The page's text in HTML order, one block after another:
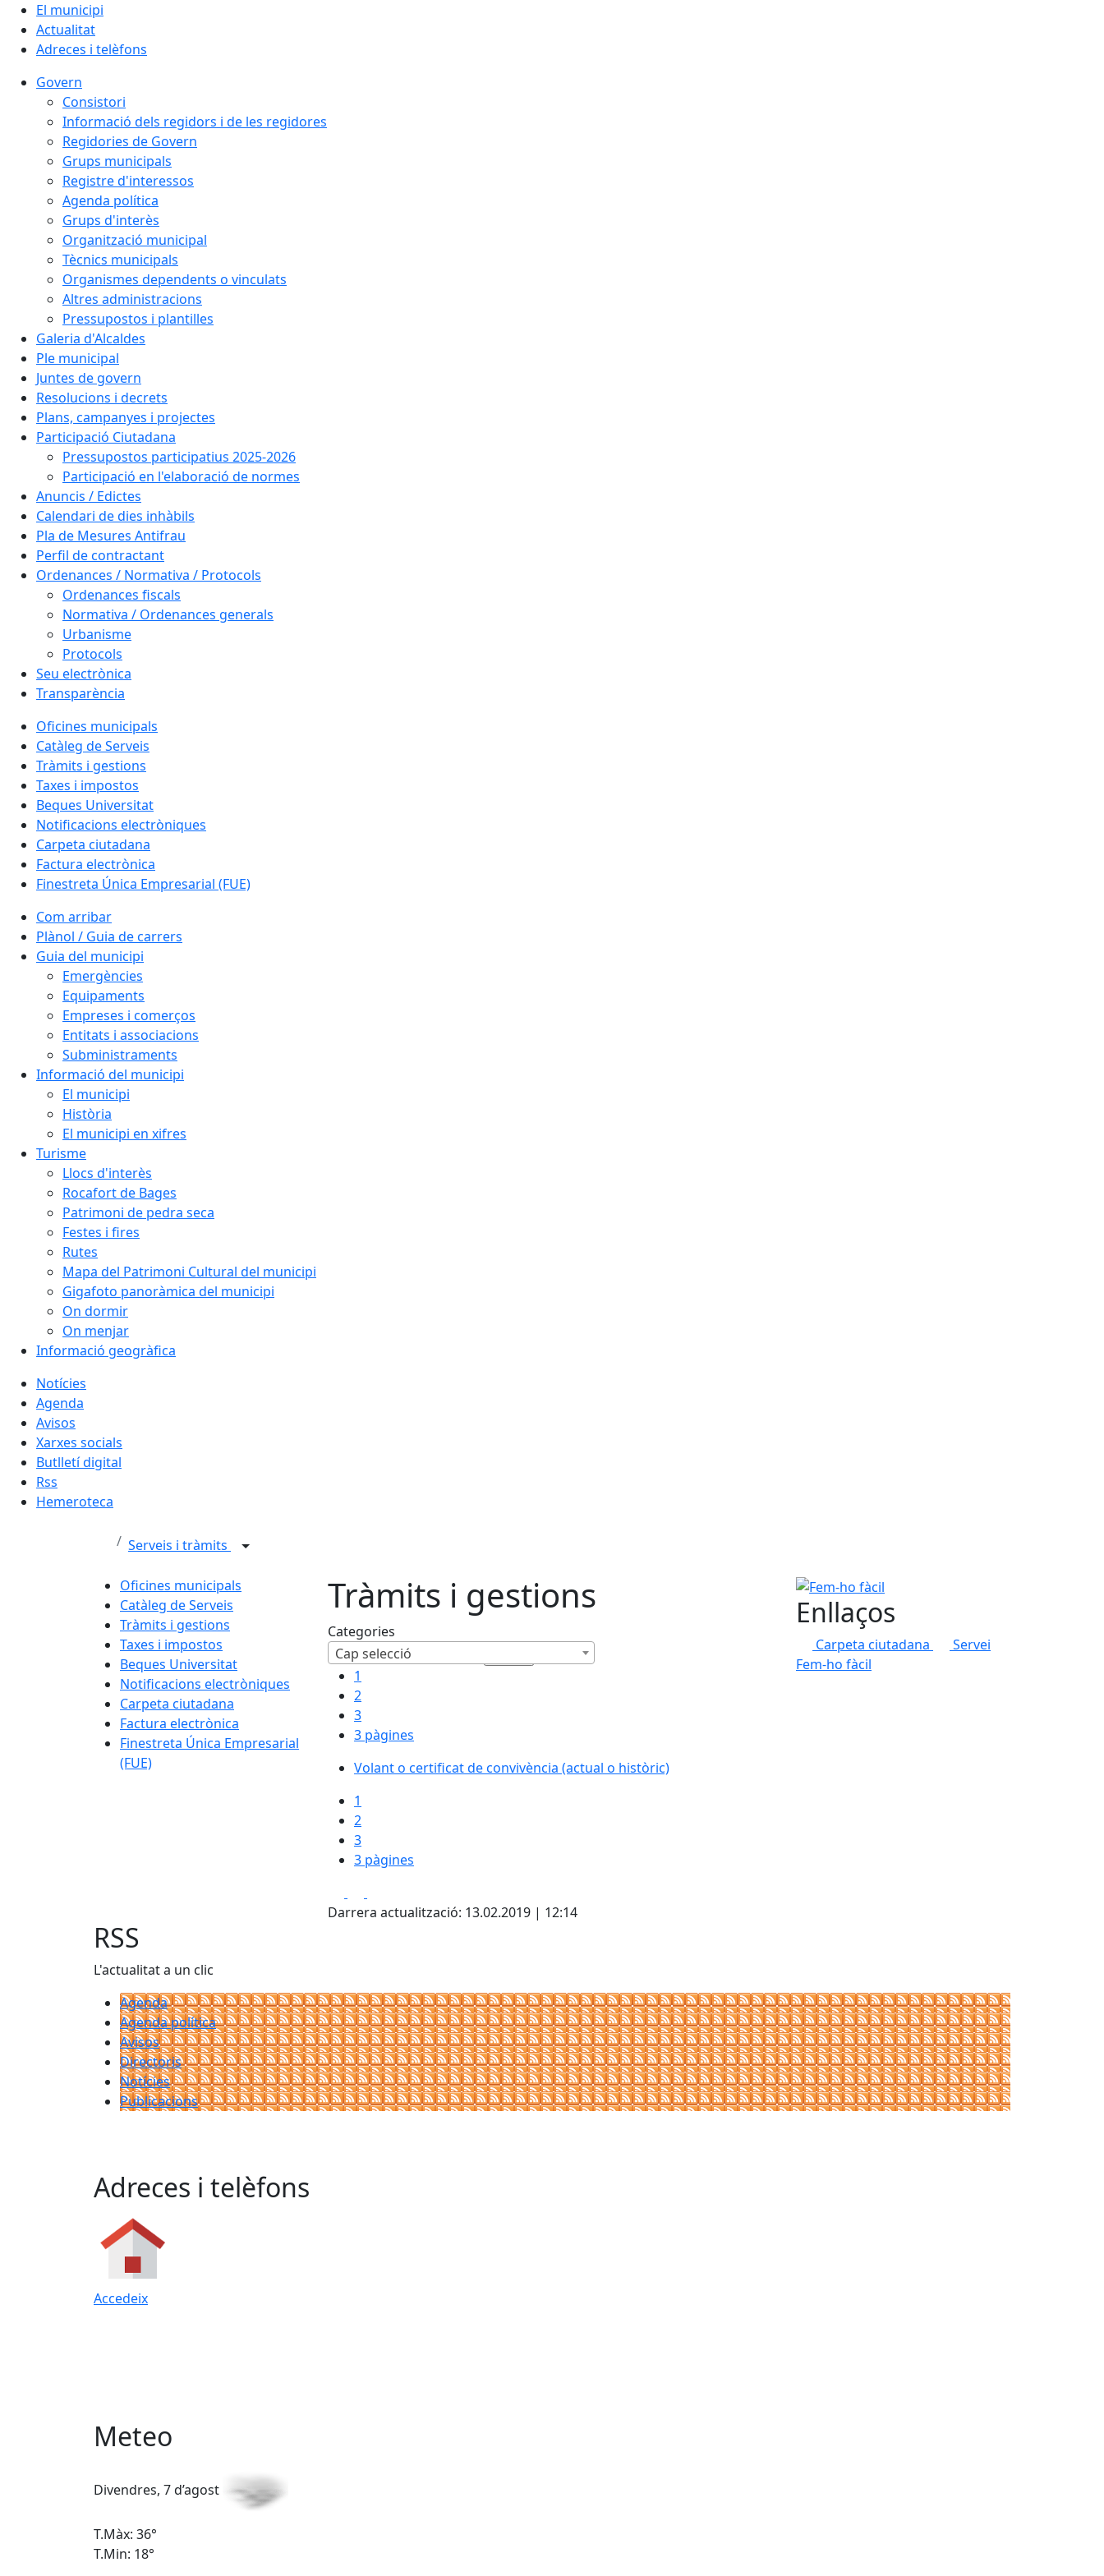
El municipi
Actualitat
Adreces i telèfons
Govern
Consistori
Informació dels regidors i de les regidores
Regidories de Govern
Grups municipals
Registre d'interessos
Agenda política
Grups d'interès
Organització municipal
Tècnics municipals
Organismes dependents o vinculats
Altres administracions
Pressupostos i plantilles
Galeria d'Alcaldes
Ple municipal
Juntes de govern
Resolucions i decrets
Plans, campanyes i projectes
Participació Ciutadana
Pressupostos participatius 2025-2026
Participació en l'elaboració de normes
Anuncis / Edictes
Calendari de dies inhàbils
Pla de Mesures Antifrau
Perfil de contractant
Ordenances / Normativa / Protocols
Ordenances fiscals
Normativa / Ordenances generals
Urbanisme
Protocols
Seu electrònica
Transparència
Oficines municipals
Catàleg de Serveis
Tràmits i gestions
Taxes i impostos
Beques Universitat
Notificacions electròniques
Carpeta ciutadana
Factura electrònica
Finestreta Única Empresarial (FUE)
Com arribar
Plànol / Guia de carrers
Guia del municipi
Emergències
Equipaments
Empreses i comerços
Entitats i associacions
Subministraments
Informació del municipi
El municipi
Història
El municipi en xifres
Turisme
Llocs d'interès
Rocafort de Bages
Patrimoni de pedra seca
Festes i fires
Rutes
Mapa del Patrimoni Cultural del municipi
Gigafoto panoràmica del municipi
On dormir
On menjar
Informació geogràfica
Notícies
Agenda
Avisos
Xarxes socials
Butlletí digital
Rss
Hemeroteca
Serveis i tràmits
Oficines municipals
Catàleg de Serveis
Tràmits i gestions
Taxes i impostos
Beques Universitat
Notificacions electròniques
Carpeta ciutadana
Factura electrònica
Finestreta Única Empresarial
(FUE)
Tràmits i gestions
Categories
Cap selecció
1
2
3
3 pàgines
Volant o certificat de convivència (actual o històric)
1
2
3
3 pàgines
Darrera actualització: 13.02.2019 | 12:14
Fem-ho fàcil
Enllaços
Carpeta ciutadana
Servei
Fem-ho fàcil
RSS
L'actualitat a un clic
Agenda
Agenda política
Avisos
Directoris
Notícies
Publicacions
Adreces i telèfons
Accedeix
Meteo
Divendres, 7 d’agost
T.Màx: 36°
T.Min: 18°